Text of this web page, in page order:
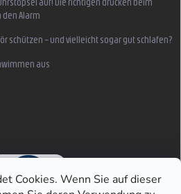
Cookies. Wenn Sie auf dieser
den Alarm
schützen – und vielleicht sogar gut schlafen?
aus